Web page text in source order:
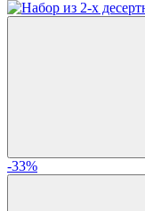
-33%